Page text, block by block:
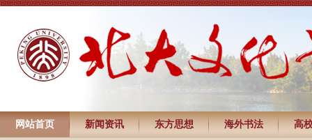
网站首页 新闻资讯 东方思想 海外书法 高